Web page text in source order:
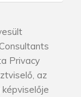
Privacy
az